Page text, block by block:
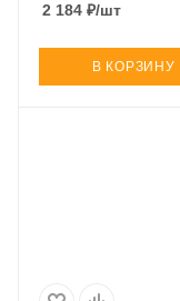
2 184 ₽/шт
В КОРЗИНУ